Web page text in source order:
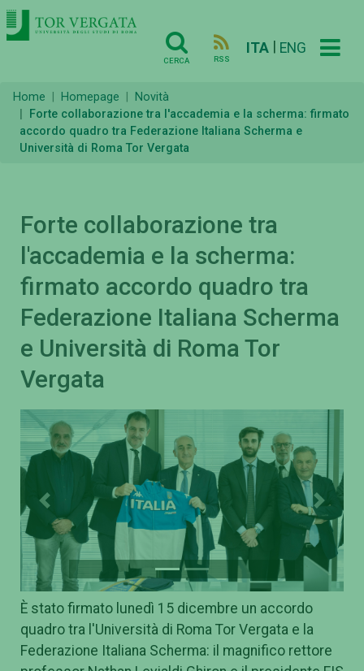
CERCA RSS
ITA ENG
Home Homepage
Novità
Forte collaborazione tra l'accademia e la scherma: firmato
accordo quadro tra Federazione Italiana Scherma e
Università di Roma Tor Vergata
Forte collaborazione tra
l'accademia e la scherma:
firmato accordo quadro tra
Federazione Italiana Scherma
e Università di Roma Tor
Vergata
Previous Next
È stato firmato lunedì 15 dicembre un accordo
quadro tra l'Università di Roma Tor Vergata e la
Federazione Italiana Scherma: il magnifico rettore